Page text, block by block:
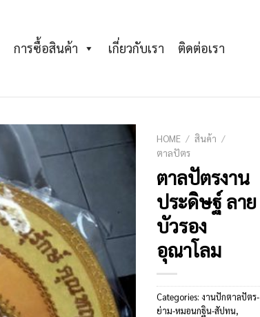
การซื้อสินค้า เกี่ยวกับเรา ติดต่อเรา
HOME / สินค้า /
ตาลปัตร
ตาลปัตรงาน
ประดิษฐ์ ลาย
บัวรอง
อุณาโลม
Categories: งานปักตาลปัตร-
ย่าม-หมอนกฐิน-สัปทน,